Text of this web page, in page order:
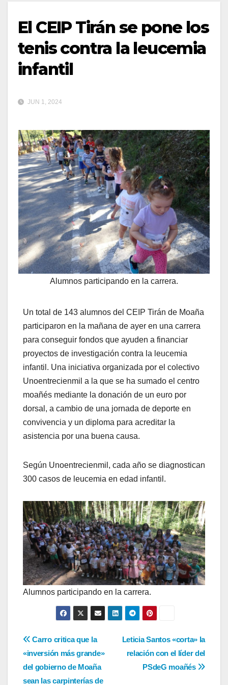
El CEIP Tirán se pone los
tenis contra la leucemia
infantil
JUN 1, 2024
Alumnos participando en la carrera.
Un total de 143 alumnos del CEIP Tirán de Moaña
participaron en la mañana de ayer en una carrera
para conseguir fondos que ayuden a financiar
proyectos de investigación contra la leucemia
infantil. Una iniciativa organizada por el colectivo
Unoentrecienmil a la que se ha sumado el centro
moañés mediante la donación de un euro por
dorsal, a cambio de una jornada de deporte en
convivencia y un diploma para acreditar la
asistencia por una buena causa.
Según Unoentrecienmil, cada año se diagnostican
300 casos de leucemia en edad infantil.
Alumnos participando en la carrera.
Navegación
de
Leticia Santos «corta» la
relación con el líder del
PSdeG moañés
Carro critica que la
«inversión más grande»
del gobierno de Moaña
sean las carpinterías de